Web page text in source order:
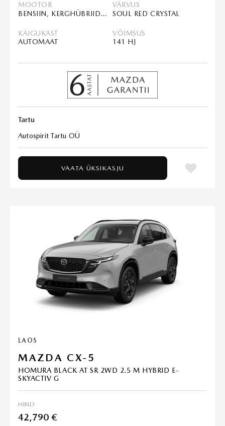
MOOTOR
BENSIIN, KERGHÜBRIID (MHEV)
VÄRVUS
SOUL RED CRYSTAL
KÄIGUKAST
AUTOMAAT
VÕIMSUS
141 HJ
Tartu
Autospirit Tartu OÜ
VAATA ÜKSIKASJU
LAOS
MAZDA CX-5
HOMURA BLACK AT SR 2WD 2.5 M HYBRID E-
SKYACTIV G
HIND
42,790 €